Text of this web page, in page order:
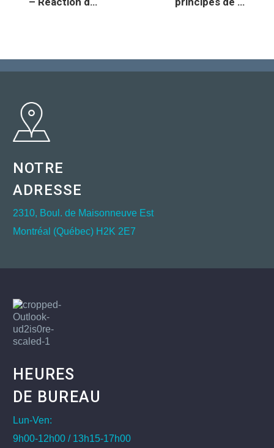
NOTRE
ADRESSE
2310, Boul. de Maisonneuve Est
Montréal (Québec) H2K 2E7
HEURES
DE BUREAU
Lun-Ven:
9h00-12h00 / 13h15-17h00